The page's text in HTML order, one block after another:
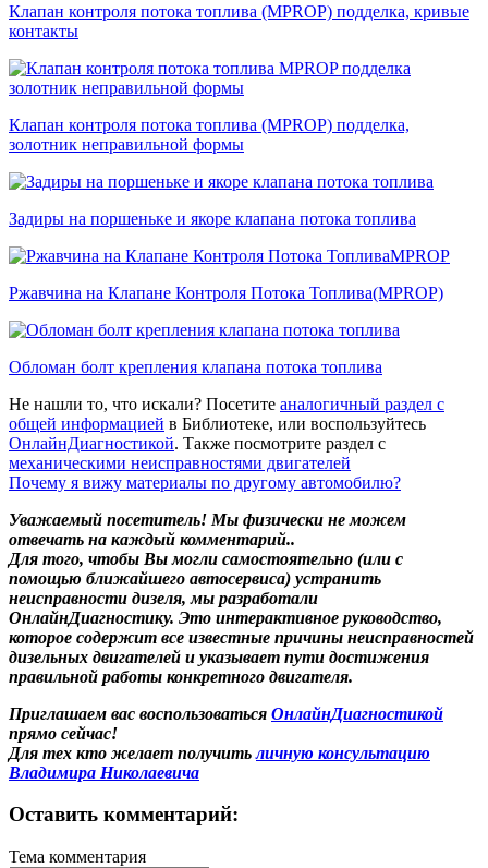
Клапан контроля потока топлива (MPROP) подделка, кривые
контакты
Клапан контроля потока топлива (MPROP) подделка,
золотник неправильной формы
Задиры на поршеньке и якоре клапана потока топлива
Ржавчина на Клапане Контроля Потока Топлива(MPROP)
Обломан болт крепления клапана потока топлива
Не нашли то, что искали? Посетите аналогичный раздел с
общей информацией в Библиотеке, или воспользуйтесь
ОнлайнДиагностикой. Также посмотрите раздел с
механическими неисправностями двигателей
Почему я вижу материалы по другому автомобилю?
Уважаемый посетитель! Мы физически не можем
отвечать на каждый комментарий..
Для того, чтобы Вы могли самостоятельно (или с
помощью ближайшего автосервиса) устранить
неисправности дизеля, мы разработали
ОнлайнДиагностику. Это интерактивное руководство,
которое содержит все известные причины неисправностей
дизельных двигателей и указывает пути достижения
правильной работы конкретного двигателя.
Приглашаем вас воспользоваться ОнлайнДиагностикой
прямо сейчас!
Для тех кто желает получитьличную консультацию
Владимира Николаевича
Оставить комментарий:
Тема комментария